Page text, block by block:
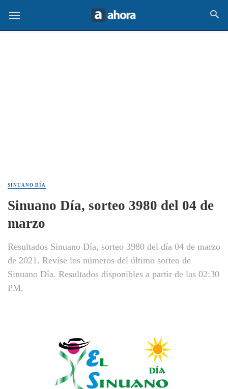
SINUANO DÍA
Sinuano Día, sorteo 3980 del 04 de
marzo
Resultados Sinuano Día, sorteo 3980 del día 04 de marzo
de 2021. Revise los números del último sorteo de
Sinuano Día. Resultados disponibles a partir de las 02:30
PM.